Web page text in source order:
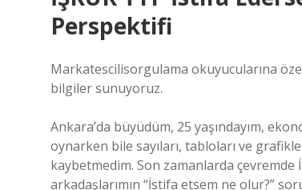
Perspektifi
Markatescilisorgulama okuyucularına
bilgiler sunuyoruz.
Ankara’da büyüdüm, 25 yaşındayım,
oynarken bile sayıları, tabloları ve
kaybetmedim. Son zamanlarda çevremde
arkadaşlarımın “İstifa etsem ne olur?”